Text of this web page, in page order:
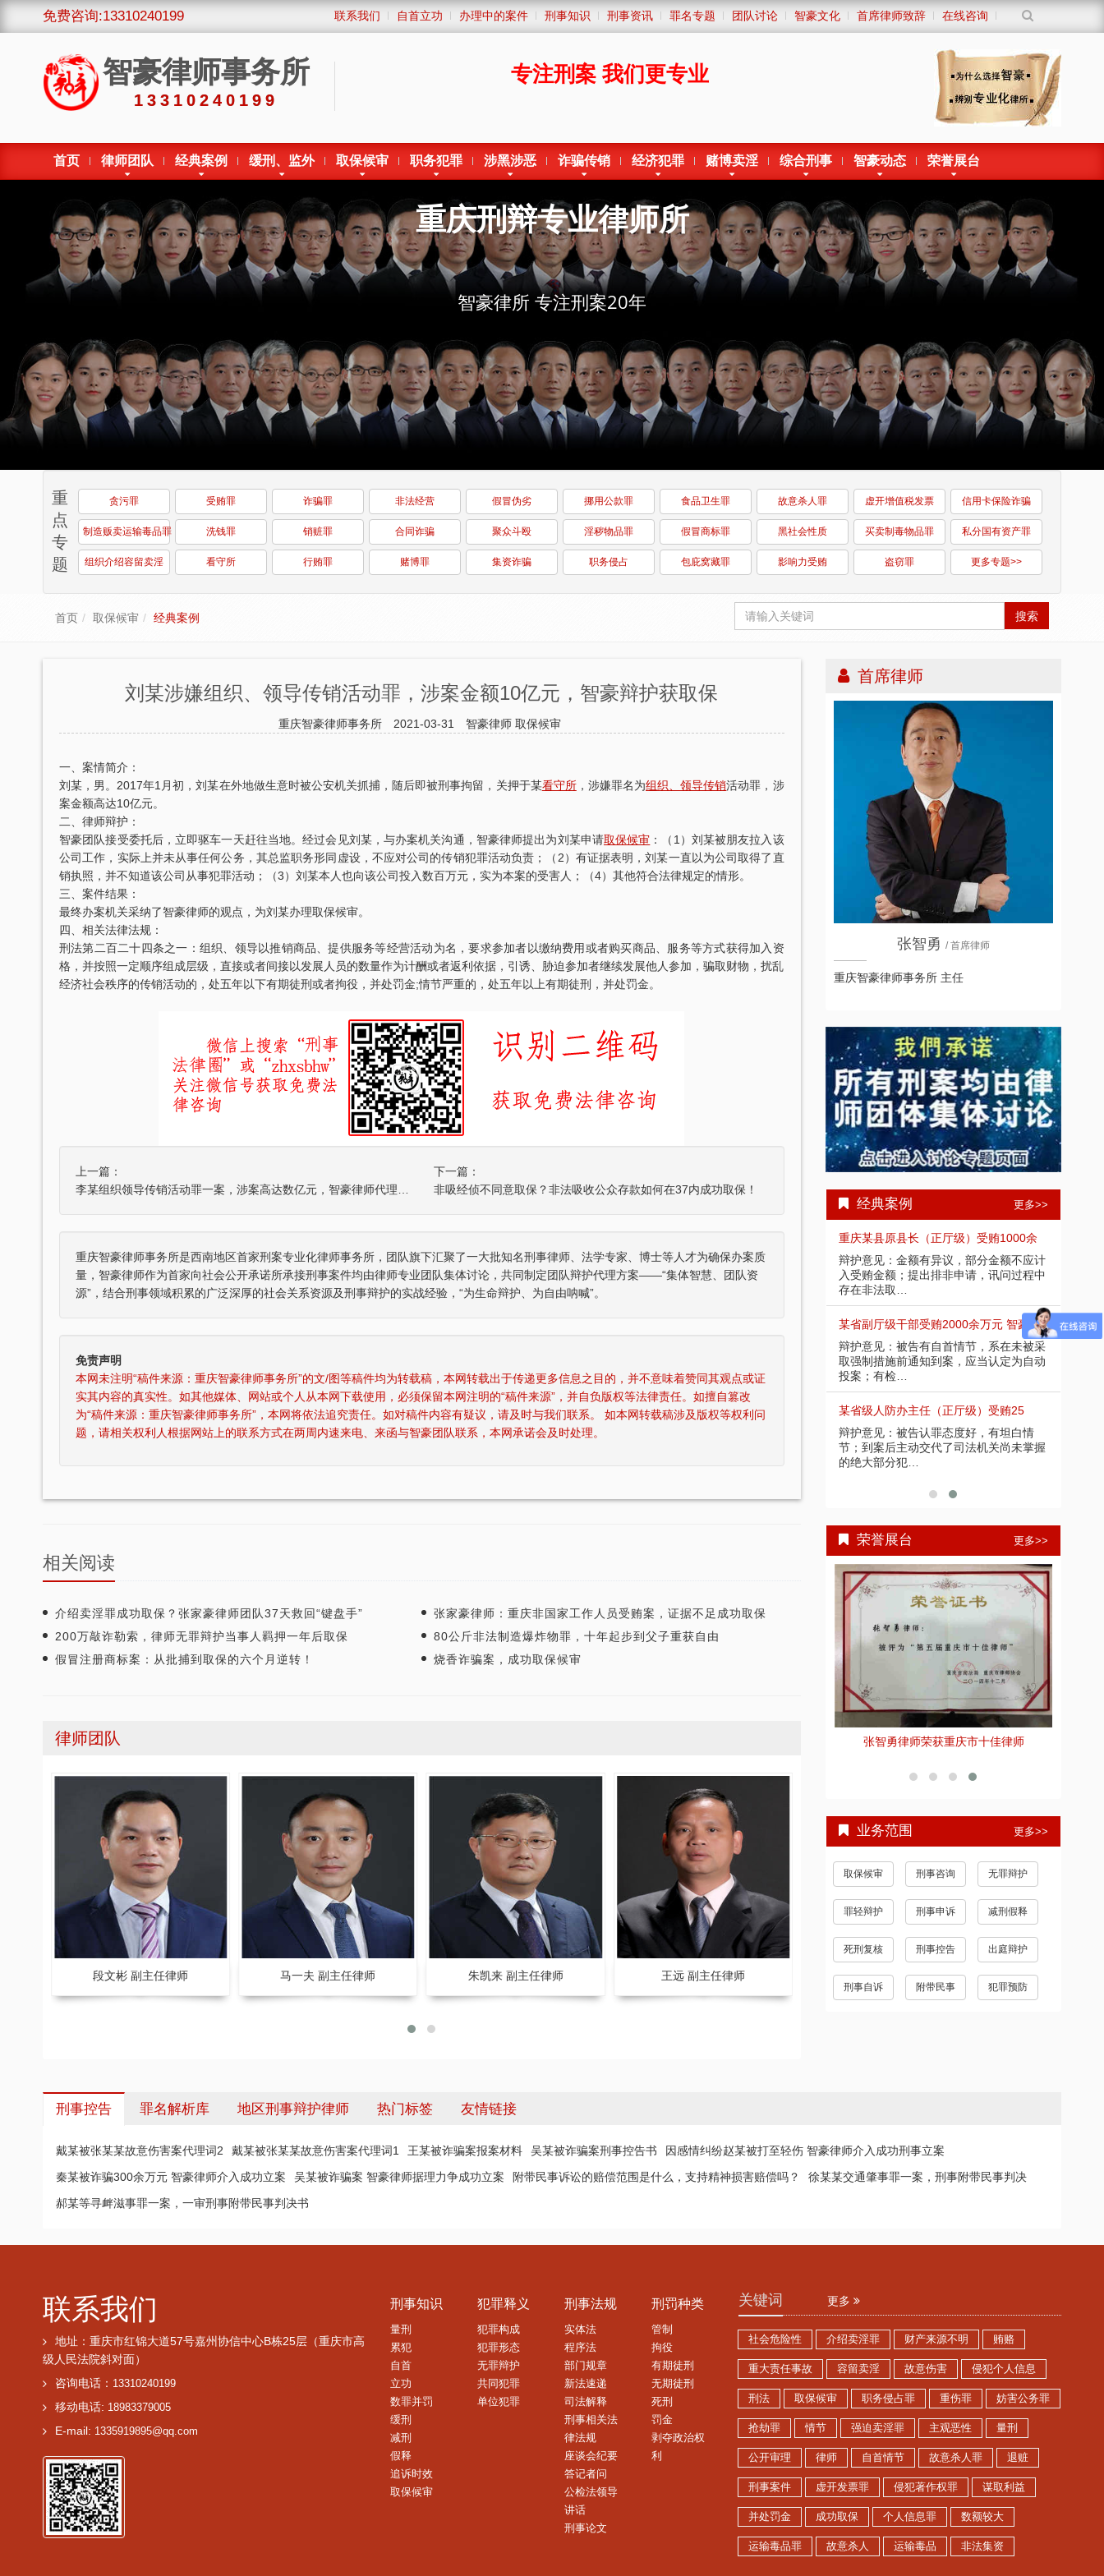
免费咨询:13310240199 联系我们 自首立功 办理中的案件 刑事知识 刑事资讯 罪名专题 团队讨论 智豪文化 首席律师致辞 在线咨询
智豪律师事务所
13310240199
专注刑案 我们更专业
首页 律师团队 经典案例 缓刑、监外 取保候审 职务犯罪 涉黑涉恶 诈骗传销 经济犯罪 赌博卖淫 综合刑事 智豪动态 荣誉展台
重庆刑辩专业律师所
智豪律所 专注刑案20年
重
点
专
题
贪污罪 受贿罪 诈骗罪 非法经营 假冒伪劣 挪用公款罪 食品卫生罪 故意杀人罪 虚开增值税发票 信用卡保险诈骗
制造贩卖运输毒品罪 洗钱罪 销赃罪 合同诈骗 聚众斗殴 淫秽物品罪 假冒商标罪 黑社会性质 买卖制毒物品罪 私分国有资产罪
组织介绍容留卖淫 看守所 行贿罪 赌博罪 集资诈骗 职务侵占 包庇窝藏罪 影响力受贿 盗窃罪 更多专题>>
首页 取保候审 经典案例 搜索
刘某涉嫌组织、领导传销活动罪，涉案金额10亿元，智豪辩护获取保
重庆智豪律师事务所 2021-03-31 智豪律师 取保候审
一、案情简介：
刘某，男。2017年1月初，刘某在外地做生意时被公安机关抓捕，随后即被刑事拘留，关押于某看守所，涉嫌罪名为组织、领导传销活动罪，涉
案金额高达10亿元。
二、律师辩护：
智豪团队接受委托后，立即驱车一天赶往当地。经过会见刘某，与办案机关沟通，智豪律师提出为刘某申请取保候审 ：（1）刘某被朋友拉入该
公司工作，实际上并未从事任何公务，其总监职务形同虚设，不应对公司的传销犯罪活动负责；（2）有证据表明，刘某一直以为公司取得了直
销执照，并不知道该公司从事犯罪活动；（3）刘某本人也向该公司投入数百万元，实为本案的受害人；（4）其他符合法律规定的情形。
三、案件结果：
最终办案机关采纳了智豪律师的观点，为刘某办理取保候审。
四、相关法律法规：
刑法第二百二十四条之一：组织、领导以推销商品、提供服务等经营活动为名，要求参加者以缴纳费用或者购买商品、服务等方式获得加入资
格，并按照一定顺序组成层级，直接或者间接以发展人员的数量作为计酬或者返利依据，引诱、胁迫参加者继续发展他人参加，骗取财物，扰乱
经济社会秩序的传销活动的，处五年以下有期徒刑或者拘役，并处罚金;情节严重的，处五年以上有期徒刑，并处罚金。
上一篇：
下一篇：
非吸经侦不同意取保？非法吸收公众存款如何在37内成功取保！
重庆智豪律师事务所是西南地区首家刑案专业化律师事务所，团队旗下汇聚了一大批知名刑事律师、法学专家、博士等人才为确保办案质
量，智豪律师作为首家向社会公开承诺所承接刑事案件均由律师专业团队集体讨论，共同制定团队辩护代理方案——“集体智慧、团队资
源”，结合刑事领域积累的广泛深厚的社会关系资源及刑事辩护的实战经验，“为生命辩护、为自由呐喊”。
免责声明
本网未注明“稿件来源：重庆智豪律师事务所”的文/图等稿件均为转载稿，本网转载出于传递更多信息之目的，并不意味着赞同其观点或证
实其内容的真实性。如其他媒体、网站或个人从本网下载使用，必须保留本网注明的“稿件来源”，并自负版权等法律责任。如擅自篡改
为“稿件来源：重庆智豪律师事务所”，本网将依法追究责任。如对稿件内容有疑议，请及时与我们联系。 如本网转载稿涉及版权等权利问
题，请相关权利人根据网站上的联系方式在两周内速来电、来函与智豪团队联系，本网承诺会及时处理。
相关阅读
介绍卖淫罪成功取保？张家豪律师团队37天救回“键盘手”
张家豪律师：重庆非国家工作人员受贿案，证据不足成功取保
200万敲诈勒索，律师无罪辩护当事人羁押一年后取保
80公斤非法制造爆炸物罪，十年起步到父子重获自由
假冒注册商标案：从批捕到取保的六个月逆转！
烧香诈骗案，成功取保候审
律师团队
段文彬 副主任律师 马一夫 副主任律师 朱凯来 副主任律师 王远 副主任律师 刘庆 副主任律师 张家豪 副主
首席律师
张智勇 / 首席律师
重庆智豪律师事务所 主任
经典案例 更多>>
2014年5月23日，湖北省咸宁市中级人民
法院对刘汉、刘维等36名被告人组织、领
导、参加黑社会…
到保管财物…
重庆某县原县长（正厅级）受贿案 智
辩护意见：金额有争议，提出排非申请，
辩护意见：金额有异议，部分金额不应计
入受贿金额；提出排非申请，讯问过程中
存在非法取…
投案；有检…
某省级人防办主任（正厅级）受贿25
辩护意见：被告认罪态度好，有坦白情
2014年5月23日，湖北省咸宁市中级人民
法院对刘汉、刘维等36名被告人组织、领
到保管财物…
重庆某县原县长（正厅级）受贿案 智
重庆某县原县长（正厅级）受贿1000余
辩护意见：金额有异议，部分金额不应计
入受贿金额；提出排非申请，讯问过程中
存在非法取…
某省副厅级干部受贿2000余万元 智豪律
辩护意见：被告有自首情节，系在未被采
取强制措施前通知到案，应当认定为自动
投案；有检…
某省级人防办主任（正厅级）受贿25
辩护意见：被告认罪态度好，有坦白情
节；到案后主动交代了司法机关尚未掌握
的绝大部分犯…
李某
荣誉展台 更多>>
勇律师荣获重庆市十佳律师 张智勇律师荣获重庆市十佳律师
业务范围 更多>>
取保候审 刑事咨询 无罪辩护
罪轻辩护 刑事申诉 减刑假释
死刑复核 刑事控告 出庭辩护
刑事自诉 附带民事 犯罪预防
刑事控告 罪名解析库 地区刑事辩护律师 热门标签 友情链接
戴某被张某某故意伤害案代理词2 戴某被张某某故意伤害案代理词1 王某被诈骗案报案材料 吴某被诈骗案刑事控告书
因感情纠纷赵某被打至轻伤 智豪律师介入成功刑事立案
秦某被诈骗300余万元 智豪律师介入成功立案
吴某被诈骗案 智豪律师据理力争成功立案 附带民事诉讼的赔偿范围是什么，支持精神损害赔偿吗？
徐某某交通肇事罪一案，刑事附带民事判决
郝某等寻衅滋事罪一案，一审刑事附带民事判决书
联系我们
地址：重庆市红锦大道57号嘉州协信中心B栋25层（重庆市高
级人民法院斜对面）
咨询电话： 13310240199
移动电话: 18983379005
E-mail: 1335919895@qq.com
刑事知识
量刑
累犯
自首
立功
数罪并罚
缓刑
减刑
假释
追诉时效
取保候审
犯罪释义
犯罪构成
犯罪形态
无罪辩护
共同犯罪
单位犯罪
刑事法规
实体法
程序法
部门规章
新法速递
司法解释
刑事相关法
律法规
座谈会纪要
答记者问
公检法领导
讲话
刑事论文
刑罚种类
管制
拘役
有期徒刑
无期徒刑
死刑
罚金
剥夺政治权
利
关键词 更多
社会危险性 介绍卖淫罪 财产来源不明 贿赂
重大责任事故 容留卖淫 故意伤害 侵犯个人信息
刑法 取保候审 职务侵占罪 重伤罪 妨害公务罪
抢劫罪 情节 强迫卖淫罪 主观恶性 量刑
公开审理 律师 自首情节 故意杀人罪 退赃
刑事案件 虚开发票罪 侵犯著作权罪 谋取利益
并处罚金 成功取保 个人信息罪 数额较大
运输毒品罪 故意杀人 运输毒品 非法集资